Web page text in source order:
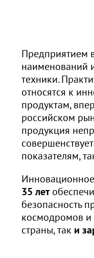
Предприятием
наименований
техники.
относятся к
продуктам,
российском
продукция
показателям,
35 лет
безопасность
космодромов и
страны, так и